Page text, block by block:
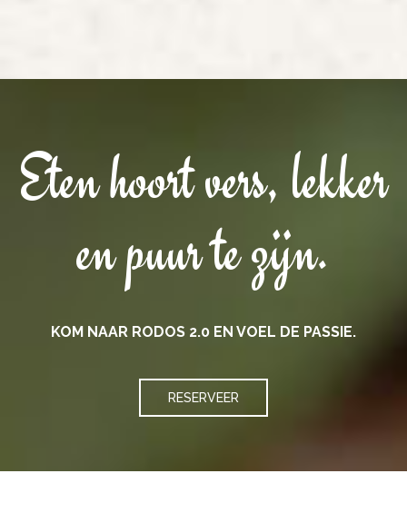
Eten hoort vers, lekker
en puur te zijn.
KOM NAAR RODOS 2.0 EN VOEL DE PASSIE.
RESERVEER